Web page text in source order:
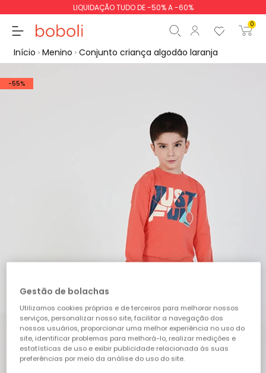
LIQUIDAÇÃO TUDO DE -50% A -60%
0
Iniciar ordem
Início Menino Conjunto criança algodão laranja
-55%
Gestão de bolachas
Utilizamos cookies próprias e de terceiros para melhorar nossos
serviços, personalizar nosso site, facilitar a navegação dos
nossos usuários, proporcionar uma melhor experiência no uso do
site, identificar problemas para melhorá-lo, realizar medições e
estatísticas de uso e exibir publicidade relacionada às suas
preferências por meio da análise do uso do site.